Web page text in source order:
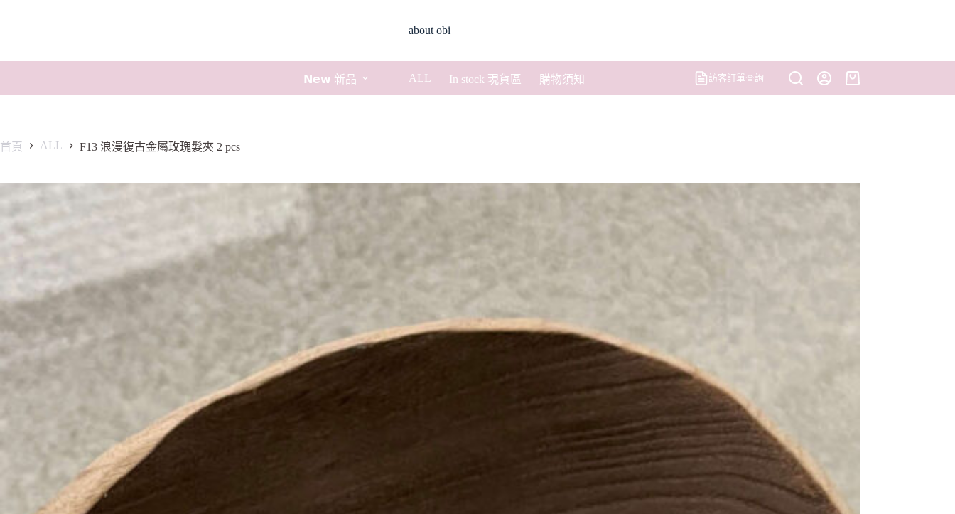
about obi
𝗡𝗲𝘄 新品 ALL In stock 現貨區 購物須知 訪客訂單查詢
首頁 ALL F13 浪漫復古金屬玫瑰髮夾 2 pcs